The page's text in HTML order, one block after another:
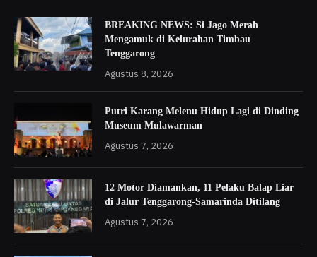
BREAKING NEWS: Si Jago Merah
Mengamuk di Kelurahan Timbau
Tenggarong
Agustus 8, 2026
Putri Karang Melenu Hidup Lagi di Dinding
Museum Mulawarman
Agustus 7, 2026
12 Motor Diamankan, 11 Pelaku Balap Liar
di Jalur Tenggarong-Samarinda Ditilang
Agustus 7, 2026